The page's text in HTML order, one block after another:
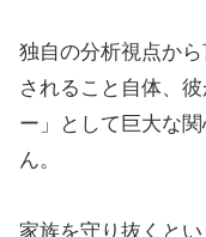
独自の分析視点か
されること自体、
ー」として巨大な
ん。
家族を守り抜くと